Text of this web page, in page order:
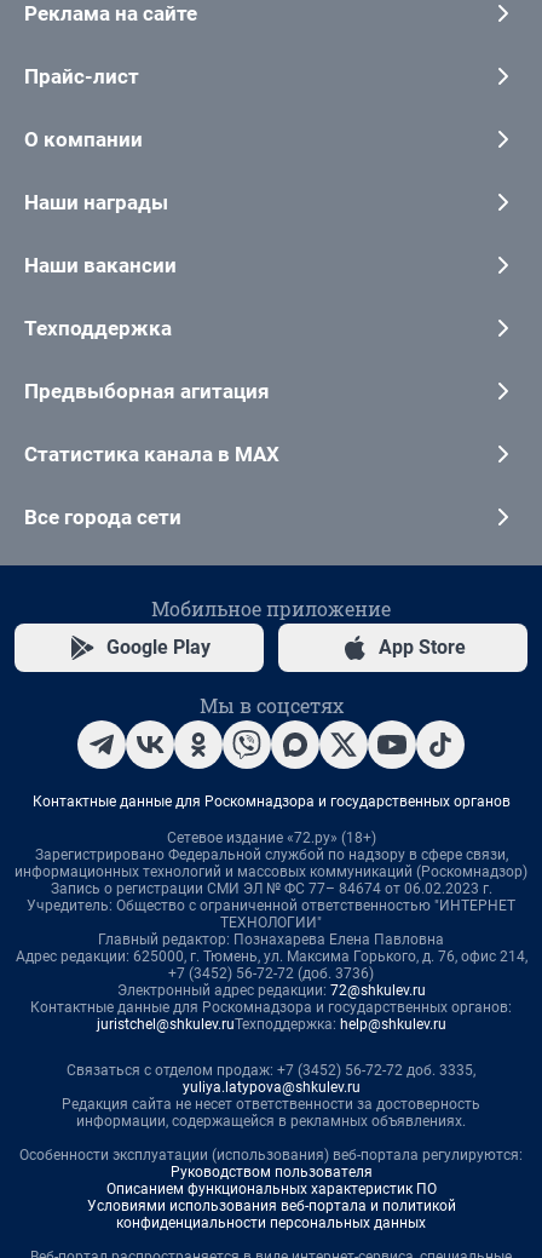
Реклама на сайте
Прайс-лист
О компании
Наши награды
Наши вакансии
Техподдержка
Предвыборная агитация
Статистика канала в MAX
Все города сети
Мобильное приложение
Google Play App Store
Мы в соцсетях
Контактные данные для Роскомнадзора и государственных органов
Сетевое издание «72.ру» (18+)
Зарегистрировано Федеральной службой по надзору в сфере связи,
информационных технологий и массовых коммуникаций (Роскомнадзор)
Запись о регистрации СМИ ЭЛ № ФС 77– 84674 от 06.02.2023 г.
Учредитель: Общество с ограниченной ответственностью "ИНТЕРНЕТ
ТЕХНОЛОГИИ"
Главный редактор: Познахарева Елена Павловна
Адрес редакции: 625000, г. Тюмень, ул. Максима Горького, д. 76, офис 214,
+7 (3452) 56-72-72 (доб. 3736)
Электронный адрес редакции: 72@shkulev.ru
Контактные данные для Роскомнадзора и государственных органов:
juristchel@shkulev.ruТехподдержка: help@shkulev.ru
Связаться с отделом продаж: +7 (3452) 56-72-72 доб. 3335,
yuliya.latypova@shkulev.ru
Редакция сайта не несет ответственности за достоверность
информации, содержащейся в рекламных объявлениях.
Особенности эксплуатации (использования) веб-портала регулируются:
Руководством пользователя
Описанием функциональных характеристик ПО
Условиями использования веб-портала и политикой
конфиденциальности персональных данных